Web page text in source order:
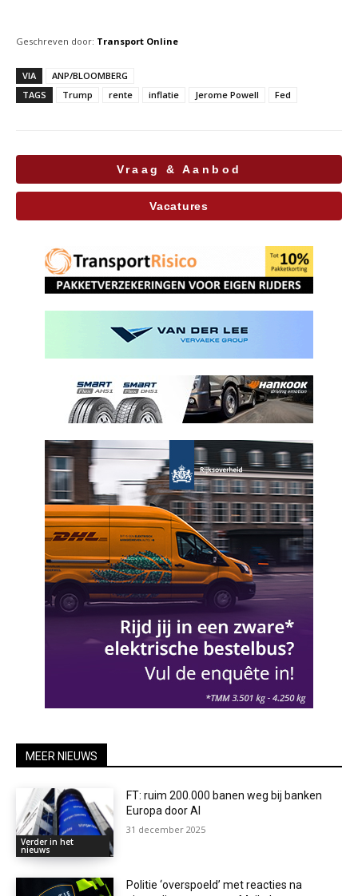
Geschreven door: Transport Online
VIA
ANP/BLOOMBERG
TAGS
Trump rente inflatie Jerome Powell Fed
Vraag & Aanbod
Vacatures
MEER NIEUWS
Verder in het
nieuws
FT: ruim 200.000 banen weg bij banken
Europa door AI
31 december 2025
Politie ‘overspoeld’ met reacties na